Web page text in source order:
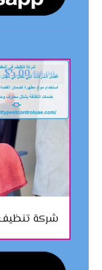
شركة تنظيف في
$10.00
$5.00